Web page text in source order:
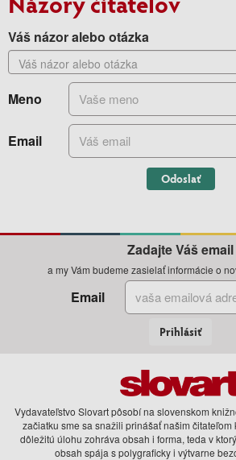
Váš názor alebo otázka
Meno
Email
Odoslať
Zadajte Váš email
a my Vám budeme zasielať informácie o
Email
Prihlásiť
Vydavateľstvo Slovart pôsobí na slovenskom
začiatku sme sa snažili prinášať našim čitateľom
dôležitú úlohu zohráva obsah i forma, teda v
obsah spája s polygraficky i výtvarne